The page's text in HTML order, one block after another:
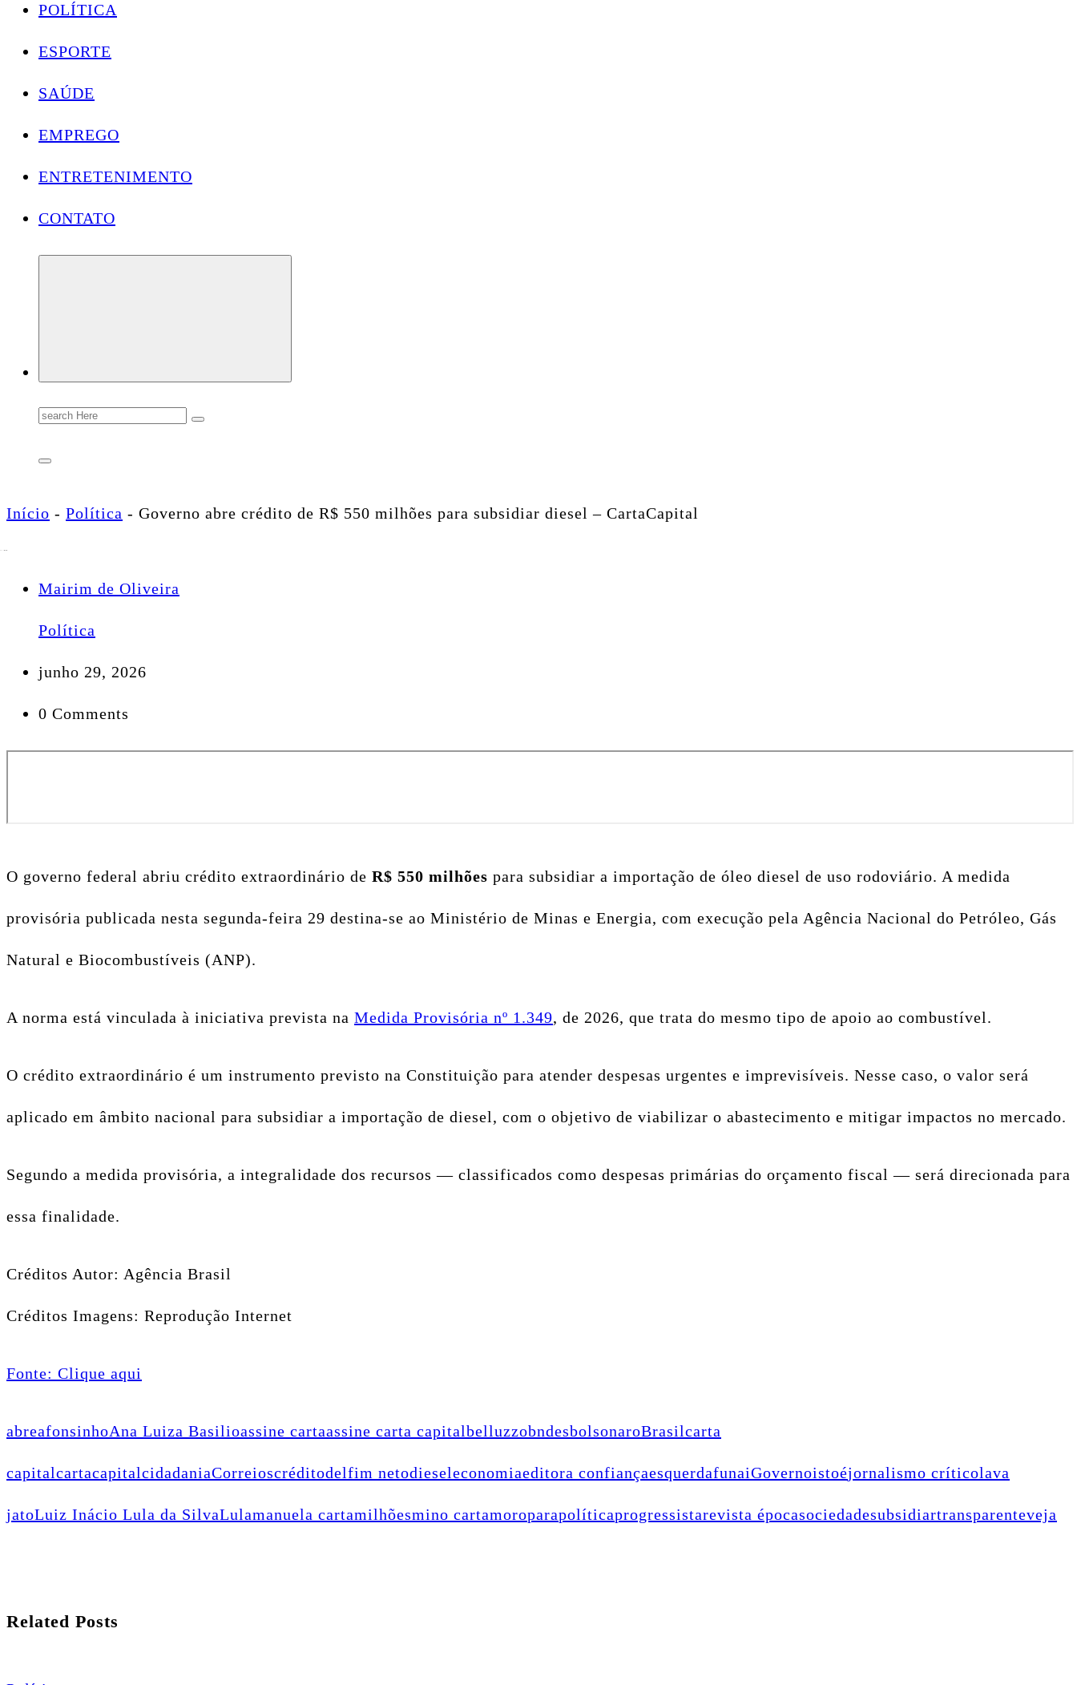
POLÍTICA
ESPORTE
SAÚDE
EMPREGO
ENTRETENIMENTO
CONTATO
Search
for:
Início - Política - Governo abre crédito de R$ 550 milhões para subsidiar diesel – CartaCapital
Mairim de Oliveira
Política
junho 29, 2026
0 Comments
O governo federal abriu crédito extraordinário de R$ 550 milhões para subsidiar a importação de óleo diesel de uso rodoviário. A medida
provisória publicada nesta segunda-feira 29 destina-se ao Ministério de Minas e Energia, com execução pela Agência Nacional do Petróleo, Gás
Natural e Biocombustíveis (ANP).
A norma está vinculada à iniciativa prevista na Medida Provisória nº 1.349, de 2026, que trata do mesmo tipo de apoio ao combustível.
O crédito extraordinário é um instrumento previsto na Constituição para atender despesas urgentes e imprevisíveis. Nesse caso, o valor será
aplicado em âmbito nacional para subsidiar a importação de diesel, com o objetivo de viabilizar o abastecimento e mitigar impactos no mercado.
Segundo a medida provisória, a integralidade dos recursos — classificados como despesas primárias do orçamento fiscal — será direcionada para
essa finalidade.
Créditos Autor: Agência Brasil
Créditos Imagens: Reprodução Internet
Fonte: Clique aqui
abreafonsinhoAna Luiza Basilioassine cartaassine carta capitalbelluzzobndesbolsonaroBrasilcarta
capitalcartacapitalcidadaniaCorreioscréditodelfim netodieseleconomiaeditora confiançaesquerdafunaiGovernoistoéjornalismo críticolava
jatoLuiz Inácio Lula da SilvaLulamanuela cartamilhõesmino cartamoroparapolíticaprogressistarevista épocasociedadesubsidiartransparenteveja
Related Posts